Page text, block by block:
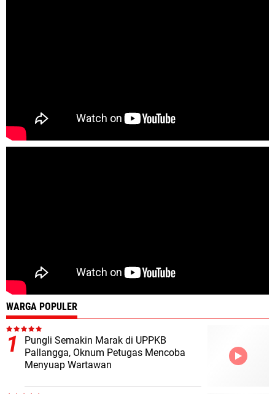
WARGA POPULER
Pungli Semakin Marak di UPPKB
Pallangga, Oknum Petugas Mencoba
Menyuap Wartawan